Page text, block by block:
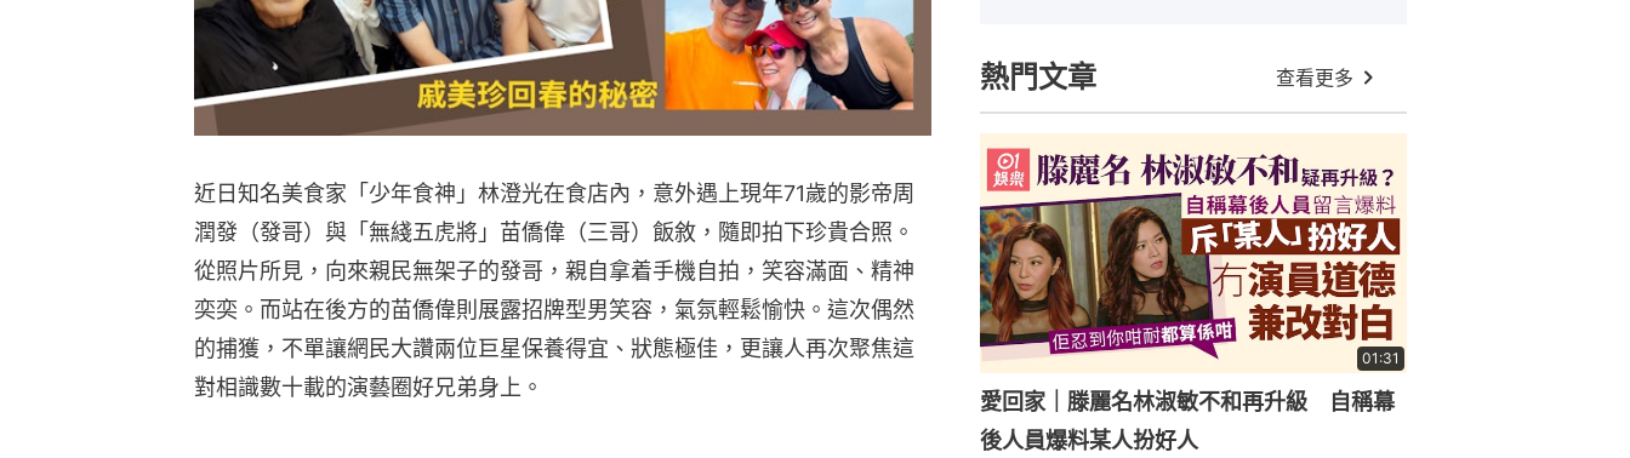
近日知名美食家「少年食神」林澄光在食店內，意外遇上現年71歲的影帝周
潤發（發哥）與「無綫五虎將」苗僑偉（三哥）飯敘，隨即拍下珍貴合照。
從照片所見，向來親民無架子的發哥，親自拿着手機自拍，笑容滿面、精神
奕奕。而站在後方的苗僑偉則展露招牌型男笑容，氣氛輕鬆愉快。這次偶然
的捕獲，不單讓網民大讚兩位巨星保養得宜、狀態極佳，更讓人再次聚焦這
對相識數十載的演藝圈好兄弟身上。
熱門文章 查看更多
01:31
愛回家｜滕麗名林淑敏不和再升級 自稱幕
後人員爆料某人扮好人